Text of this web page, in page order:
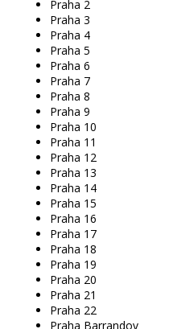
Praha 2
Praha 3
Praha 4
Praha 5
Praha 6
Praha 7
Praha 8
Praha 9
Praha 10
Praha 11
Praha 12
Praha 13
Praha 14
Praha 15
Praha 16
Praha 17
Praha 18
Praha 19
Praha 20
Praha 21
Praha 22
Praha Barrandov